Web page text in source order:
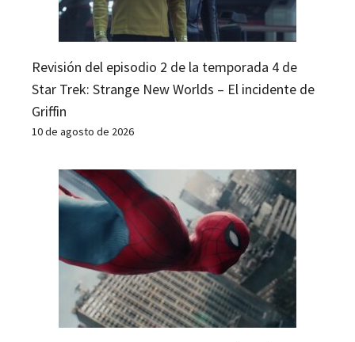
Revisión del episodio 2 de la temporada 4 de
Star Trek: Strange New Worlds – El incidente de
Griffin
10 de agosto de 2026